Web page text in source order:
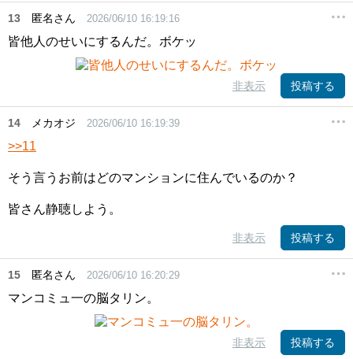
13 匿名さん 2026/06/10 16:19:16
皆他人のせいにするんだ。ボケッ
非表示 投稿する
14 メカオジ 2026/06/10 16:19:39
>>11
そう言うお前はどのマンションに住んでいるのか？
皆さん静聴しよう。
非表示 投稿する
15 匿名さん 2026/06/10 16:20:29
マンコミュ一の脳タリン。
非表示 投稿する